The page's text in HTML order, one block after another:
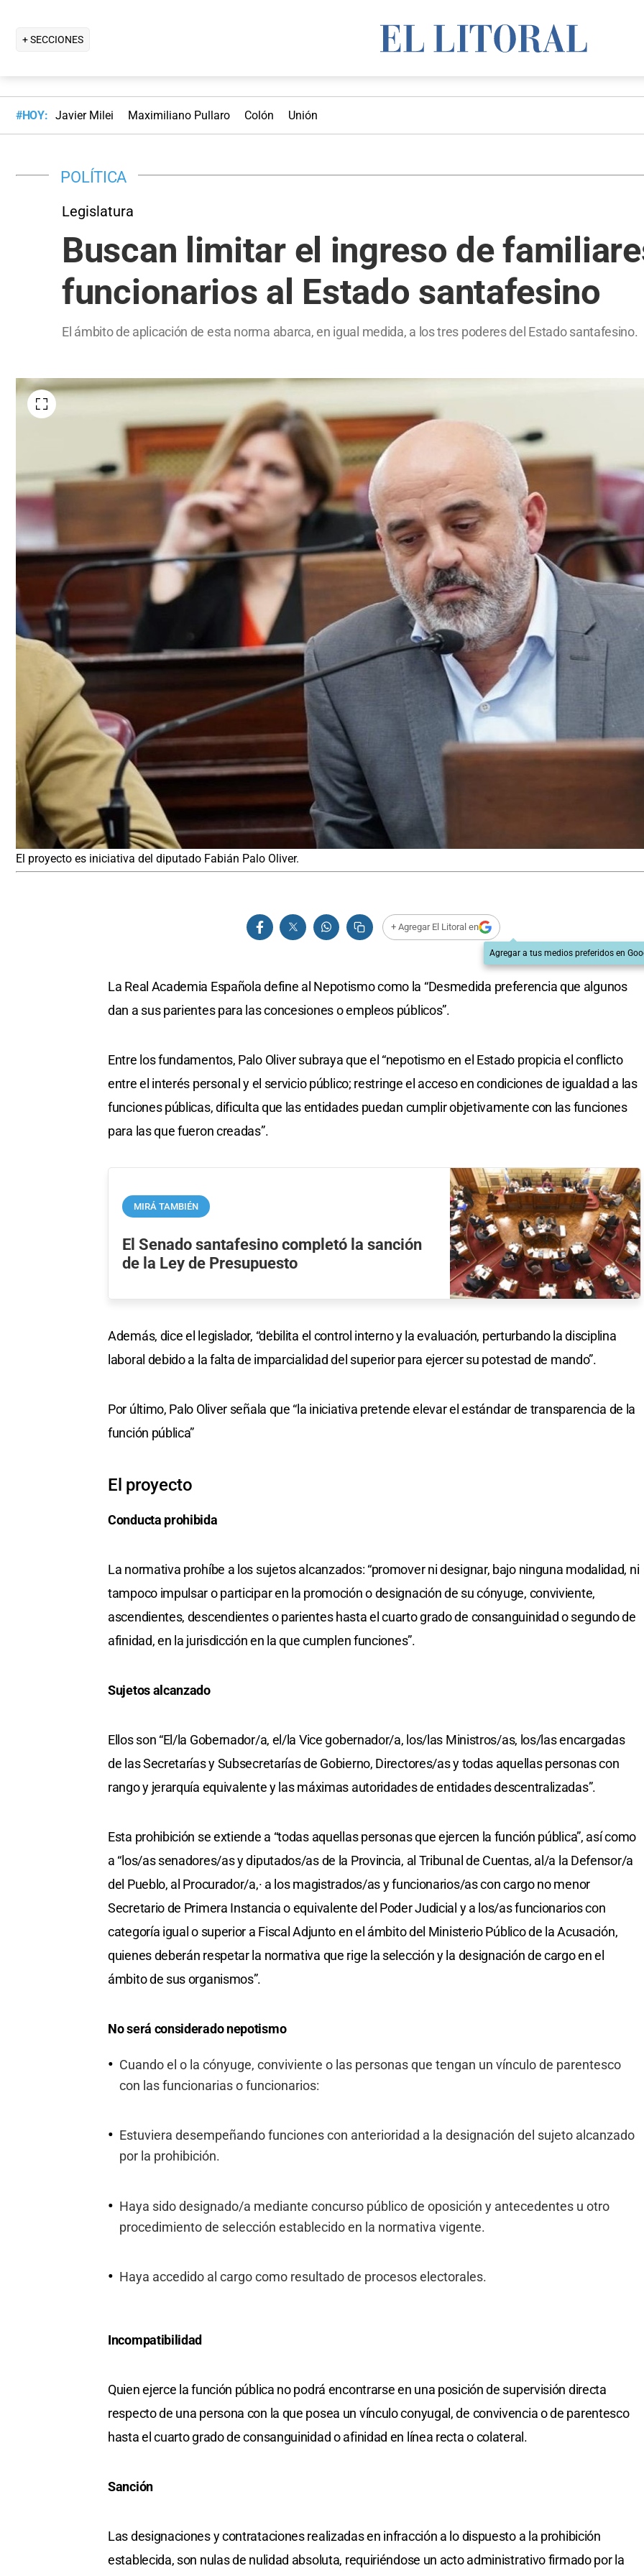
+ SECCIONES
#HOY: Javier Milei Maximiliano Pullaro Colón Unión
POLÍTICA
Legislatura
Buscan limitar el ingreso de
funcionarios al Estado santafesino
El ámbito de aplicación de esta norma abarca, en igual medida, a los tres poderes del Estado santafesino.
El proyecto es iniciativa del diputado Fabián Palo Oliver.
+ Agregar El Litoral en
Agregar a tus medios preferidos en
La Real Academia Española define al Nepotismo como la “Desmedida preferencia que algunos
dan a sus parientes para las concesiones o empleos públicos”.
Entre los fundamentos, Palo Oliver subraya que el “nepotismo en el Estado propicia el conflicto
entre el interés personal y el servicio público; restringe el acceso en condiciones de igualdad a las
funciones públicas, dificulta que las entidades puedan cumplir objetivamente con las funciones
para las que fueron creadas”.
MIRÁ TAMBIÉN
El Senado santafesino completó la sanción
de la Ley de Presupuesto
Además, dice el legislador, “debilita el control interno y la evaluación, perturbando la disciplina
laboral debido a la falta de imparcialidad del superior para ejercer su potestad de mando”.
Por último, Palo Oliver señala que “la iniciativa pretende elevar el estándar de transparencia de la
función pública”
El proyecto
Conducta prohibida
La normativa prohíbe a los sujetos alcanzados: “promover ni designar, bajo ninguna modalidad, ni
tampoco impulsar o participar en la promoción o designación de su cónyuge, conviviente,
ascendientes, descendientes o parientes hasta el cuarto grado de consanguinidad o segundo de
afinidad, en la jurisdicción en la que cumplen funciones”.
Sujetos alcanzado
Ellos son “El/la Gobernador/a, el/la Vice gobernador/a, los/las Ministros/as, los/las encargadas
de las Secretarías y Subsecretarías de Gobierno, Directores/as y todas aquellas personas con
rango y jerarquía equivalente y las máximas autoridades de entidades descentralizadas”.
Esta prohibición se extiende a “todas aquellas personas que ejercen la función pública”, así como
a “los/as senadores/as y diputados/as de la Provincia, al Tribunal de Cuentas, al/a la Defensor/a
del Pueblo, al Procurador/a,· a los magistrados/as y funcionarios/as con cargo no menor
Secretario de Primera Instancia o equivalente del Poder Judicial y a los/as funcionarios con
categoría igual o superior a Fiscal Adjunto en el ámbito del Ministerio Público de la Acusación,
quienes deberán respetar la normativa que rige la selección y la designación de cargo en el
ámbito de sus organismos”.
No será considerado nepotismo
Cuando el o la cónyuge, conviviente o las personas que tengan un vínculo de parentesco
con las funcionarias o funcionarios:
Estuviera desempeñando funciones con anterioridad a la designación del sujeto alcanzado
por la prohibición.
Haya sido designado/a mediante concurso público de oposición y antecedentes u otro
procedimiento de selección establecido en la normativa vigente.
Haya accedido al cargo como resultado de procesos electorales.
Incompatibilidad
Quien ejerce la función pública no podrá encontrarse en una posición de supervisión directa
respecto de una persona con la que posea un vínculo conyugal, de convivencia o de parentesco
hasta el cuarto grado de consanguinidad o afinidad en línea recta o colateral.
Sanción
Las designaciones y contrataciones realizadas en infracción a lo dispuesto a la prohibición
establecida, son nulas de nulidad absoluta, requiriéndose un acto administrativo firmado por la